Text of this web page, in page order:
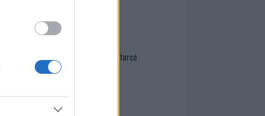
Martina Agostina Diturco
I nostri cari